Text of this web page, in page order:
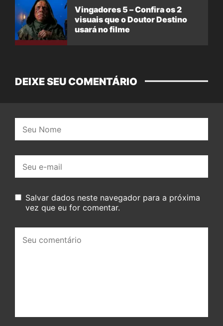
Vingadores 5 – Confira os 2
visuais que o Doutor Destino
usará no filme
DEIXE SEU COMENTÁRIO
mail:
Salvar dados neste navegador para a próxima
vez que eu for comentar.
comentário: